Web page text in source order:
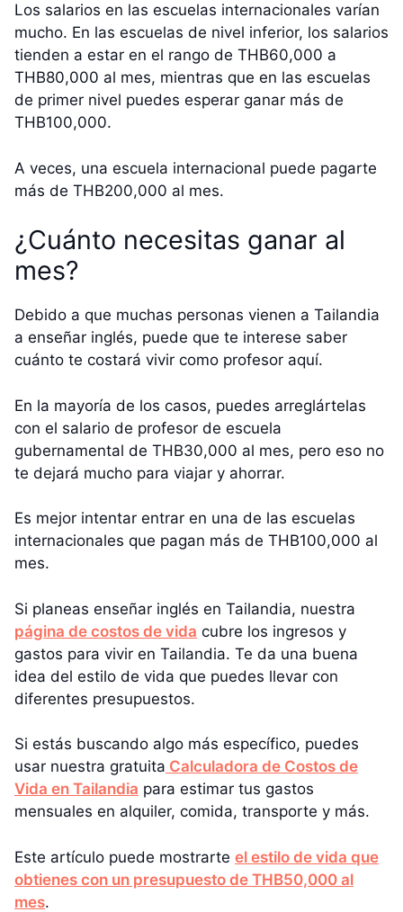
Los salarios en las escuelas internacionales varían
mucho. En las escuelas de nivel inferior, los salarios
tienden a estar en el rango de THB60,000 a
THB80,000 al mes, mientras que en las escuelas
de primer nivel puedes esperar ganar más de
THB100,000.
A veces, una escuela internacional puede pagarte
más de THB200,000 al mes.
¿Cuánto necesitas ganar al
mes?
Debido a que muchas personas vienen a Tailandia
a enseñar inglés, puede que te interese saber
cuánto te costará vivir como profesor aquí.
En la mayoría de los casos, puedes arreglártelas
con el salario de profesor de escuela
gubernamental de THB30,000 al mes, pero eso no
te dejará mucho para viajar y ahorrar.
Es mejor intentar entrar en una de las escuelas
internacionales que pagan más de THB100,000 al
mes.
Si planeas enseñar inglés en Tailandia, nuestra
página de costos de vida cubre los ingresos y
gastos para vivir en Tailandia. Te da una buena
idea del estilo de vida que puedes llevar con
diferentes presupuestos.
Si estás buscando algo más específico, puedes
usar nuestra gratuita Calculadora de Costos de
Vida en Tailandia para estimar tus gastos
mensuales en alquiler, comida, transporte y más.
Este artículo puede mostrarte el estilo de vida que
obtienes con un presupuesto de THB50,000 al
mes.